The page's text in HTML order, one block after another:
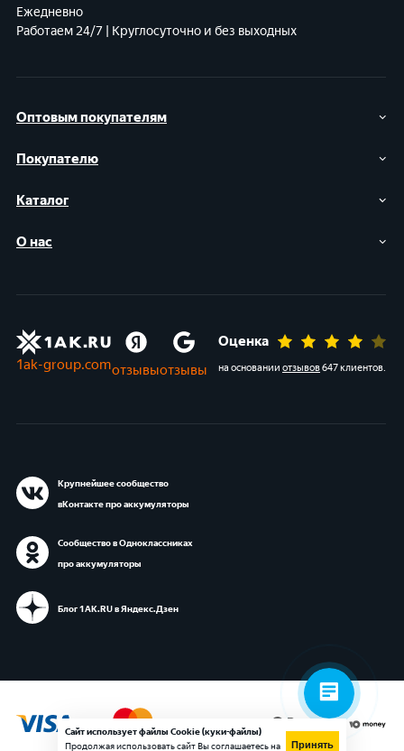
Сайт использует файлы Cookie (куки-файлы)
Продолжая использовать сайт Вы соглашаетесь на
Принять
Оптовым покупателям
Покупателю
Каталог
О нас
Ежедневно
Работаем 24/7 | Круглосуточно и без выходных
1ak-group.comотзывыотзывы
Оценка
на основании отзывов647 клиентов.
Крупнейшее сообщество
вКонтакте про аккумуляторы
Сообщество в Одноклассниках
про аккумуляторы
Блог 1АК.RU в Яндекс.Дзен